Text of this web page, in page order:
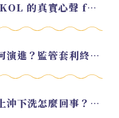
EP.219 從銀行高管轉職幣圈 KOL 的真實心聲 feat.龜大
EP.217 美元穩定幣未來會如何演進？監管套利終將收斂？feat. 研究員 余哲安
EP.213 川普大攪局：袋鼠市上沖下洗怎麼回事？feat. Alvin